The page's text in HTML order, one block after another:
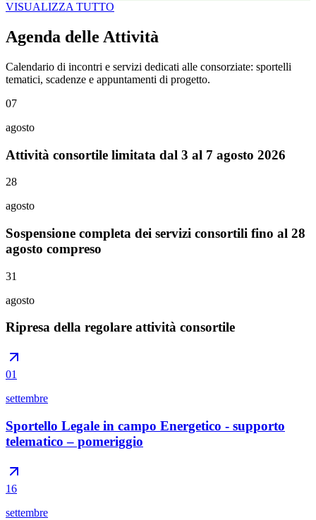
VISUALIZZA TUTTO
Agenda delle Attività
Calendario di incontri e servizi dedicati alle consorziate: sportelli
tematici, scadenze e appuntamenti di progetto.
07
agosto
Attività consortile limitata dal 3 al 7 agosto 2026
28
agosto
Sospensione completa dei servizi consortili fino al 28
agosto compreso
31
agosto
Ripresa della regolare attività consortile
01
settembre
Sportello Legale in campo Energetico - supporto
telematico – pomeriggio
16
settembre